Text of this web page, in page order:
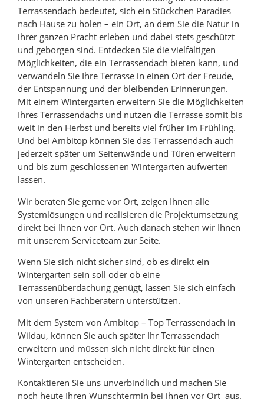
Terrassendach bedeutet, sich ein Stückchen Paradies
nach Hause zu holen – ein Ort, an dem Sie die Natur in
ihrer ganzen Pracht erleben und dabei stets geschützt
und geborgen sind. Entdecken Sie die vielfältigen
Möglichkeiten, die ein Terrassendach bieten kann, und
verwandeln Sie Ihre Terrasse in einen Ort der Freude,
der Entspannung und der bleibenden Erinnerungen.
Mit einem Wintergarten erweitern Sie die Möglichkeiten
Ihres Terrassendachs und nutzen die Terrasse somit bis
weit in den Herbst und bereits viel früher im Frühling.
Und bei Ambitop können Sie das Terrassendach auch
jederzeit später um Seitenwände und Türen erweitern
und bis zum geschlossenen Wintergarten aufwerten
lassen.
Wir beraten Sie gerne vor Ort, zeigen Ihnen alle
Systemlösungen und realisieren die Projektumsetzung
direkt bei Ihnen vor Ort. Auch danach stehen wir Ihnen
mit unserem Serviceteam zur Seite.
Wenn Sie sich nicht sicher sind, ob es direkt ein
Wintergarten sein soll oder ob eine
Terrassenüberdachung genügt, lassen Sie sich einfach
von unseren Fachberatern unterstützen.
Mit dem System von Ambitop – Top Terrassendach in
Wildau, können Sie auch später Ihr Terrassendach
erweitern und müssen sich nicht direkt für einen
Wintergarten entscheiden.
Kontaktieren Sie uns unverbindlich und machen Sie
noch heute Ihren Wunschtermin bei ihnen vor Ort aus.